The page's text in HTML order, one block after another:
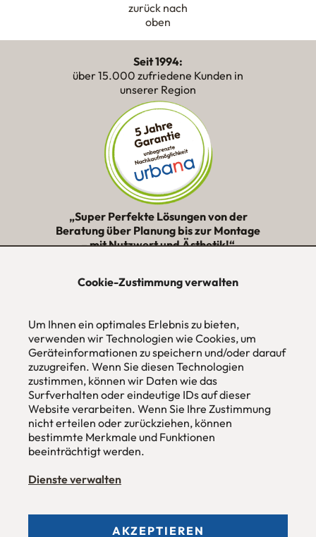
Cookie-Zustimmung verwalten
Um Ihnen ein optimales Erlebnis zu bieten,
verwenden wir Technologien wie Cookies, um
Geräteinformationen zu speichern und/oder darauf
zuzugreifen. Wenn Sie diesen Technologien
zustimmen, können wir Daten wie das
Surfverhalten oder eindeutige IDs auf dieser
Website verarbeiten. Wenn Sie Ihre Zustimmung
nicht erteilen oder zurückziehen, können
bestimmte Merkmale und Funktionen
beeinträchtigt werden.
Dienste verwalten
AKZEPTIEREN
zurück nach
oben
Seit 1994:
über 15.000 zufriedene Kunden in
unserer Region
„Super Perfekte Lösungen von der
Beratung über Planung bis zur Montage
– mit Nutzwert und Ästhetik!“
Individuelles Wohndesign
ohne Mehrpreis nach Maß
Hans Pinsel-Str. 1
im DreierHaus
85540Haar / München
089 / 420 44 535
Fax
089 / 456 00 646
E-Mail
mail@urbana-moebel.de
Öffnungszeiten des
Montag bis Freitag 09:30 — 18:30 Uhr
Samstag 09:30 -16:00 Uhr